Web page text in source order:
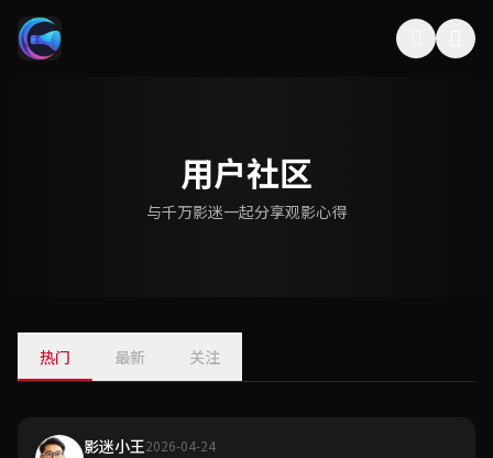
用户社区
与千万影迷一起分享观影心得
热门 最新 关注
影迷小王2026-04-24